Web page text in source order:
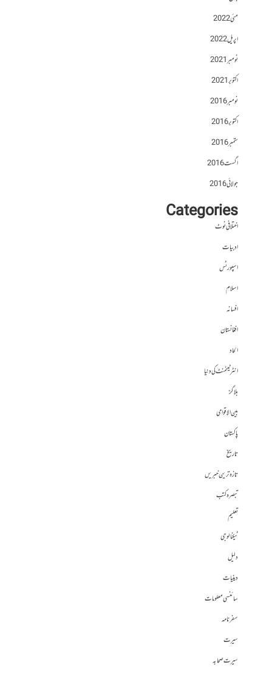
مئی 2022
اپریل 2022
نومبر 2021
اکتوبر 2021
نومبر 2016
اکتوبر 2016
ستمبر 2016
اگست 2016
جولائی 2016
Categories
اختلافی نوٹ
ادبیات
اسپورٹس
اسلام
افسانہ
افغانستان
الحاد
انٹرٹینمنٹ کی دنیا
بلاگز
بین الاقوامی
پاکستان
تاریخ
تازہ ترین خبریں
تبصرہ کتب
تعلیم
ٹیکنالوجی
دلیل
دینیات
سائنسی معلومات
سفرنامہ
سیرت
سیرت صحابہ